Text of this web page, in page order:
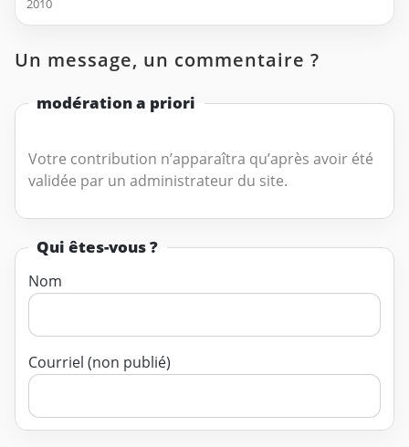
2010
Un message, un commentaire ?
modération a priori
Votre contribution n’apparaîtra qu’après avoir été
validée par un administrateur du site.
Qui êtes-vous ?
Nom
Courriel (non publié)